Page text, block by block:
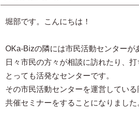
堀部です。こんにちは！
OKa-Bizの隣には市民活動センターが
日々市民の方々が相談に訪れたり、打
とっても活発なセンターです。
その市民活動センターを運営してい
共催セミナーをすることになりました